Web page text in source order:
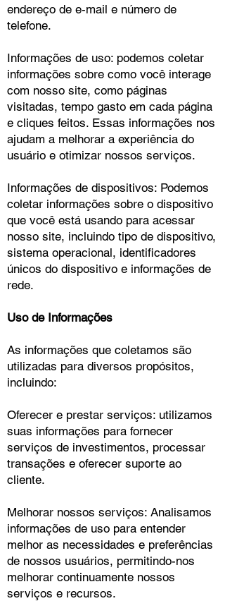
endereço de e-mail e número de
telefone.
Informações de uso: podemos coletar
informações sobre como você interage
com nosso site, como páginas
visitadas, tempo gasto em cada página
e cliques feitos. Essas informações nos
ajudam a melhorar a experiência do
usuário e otimizar nossos serviços.
Informações de dispositivos: Podemos
coletar informações sobre o dispositivo
que você está usando para acessar
nosso site, incluindo tipo de dispositivo,
sistema operacional, identificadores
únicos do dispositivo e informações de
rede.
Uso de Informações
As informações que coletamos são
utilizadas para diversos propósitos,
incluindo:
Oferecer e prestar serviços: utilizamos
suas informações para fornecer
serviços de investimentos, processar
transações e oferecer suporte ao
cliente.
Melhorar nossos serviços: Analisamos
informações de uso para entender
melhor as necessidades e preferências
de nossos usuários, permitindo-nos
melhorar continuamente nossos
serviços e recursos.